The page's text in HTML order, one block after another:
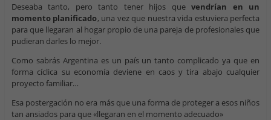
Deseaba tanto, pero tanto tener hijos quevendrían en un
momento planificado, una vez que nuestra vida estuviera perfecta
para que llegaran al hogar propio de una pareja de profesionales que
pudieran darles lo mejor.
Como sabrás Argentina es un país un tanto complicado ya que en
forma cíclica su economía deviene en caos y tira abajo cualquier
proyecto familiar…
Esa postergación no era más que una forma de proteger a esos niños
tan ansiados para que «llegaran en el momento adecuado»